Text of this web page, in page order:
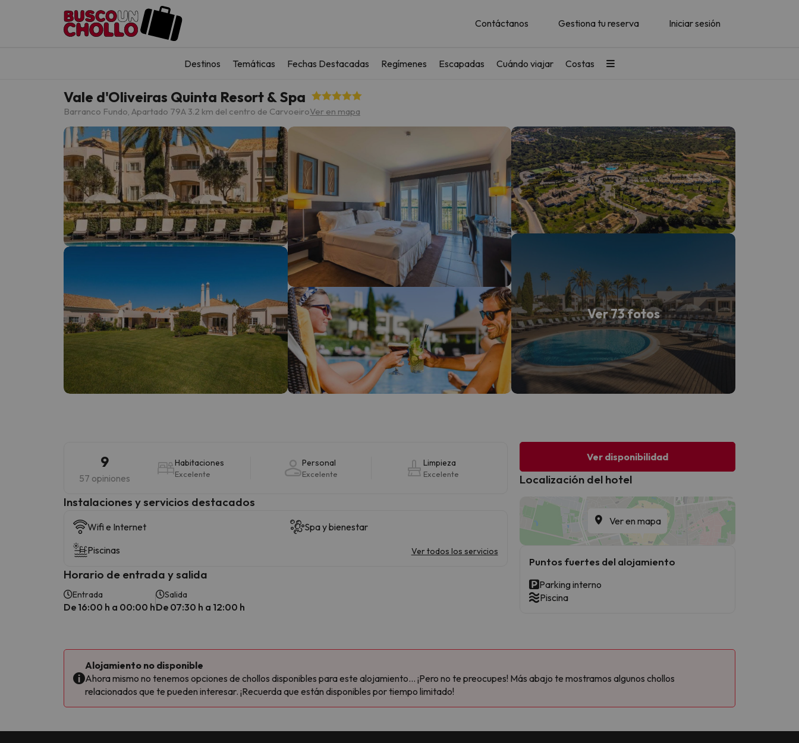
Contáctanos Gestiona tu reserva Iniciar sesión
Destinos Temáticas Fechas Destacadas Regímenes Escapadas Cuándo viajar Costas
Vale d'Oliveiras Quinta Resort & Spa
Barranco Fundo, Apartado 79A 3.2 km del centro de CarvoeiroVer en mapa
Ver 73 fotos
9
57 opiniones
Habitaciones
Excelente
Personal
Excelente
Limpieza
Excelente
Instalaciones y servicios destacados
Wifi e Internet
Spa y bienestar
Piscinas
Ver todos los servicios
Horario de entrada y salida
Entrada
De 16:00 h a 00:00 h
Salida
De 07:30 h a 12:00 h
Ver disponibilidad
Localización del hotel
Ver en mapa
Puntos fuertes del alojamiento
Parking interno
Piscina
Alojamiento no disponible
Ahora mismo no tenemos opciones de chollos disponibles para este alojamiento... ¡Pero no te preocupes! Más abajo te mostramos algunos chollos
relacionados que te pueden interesar. ¡Recuerda que están disponibles por tiempo limitado!